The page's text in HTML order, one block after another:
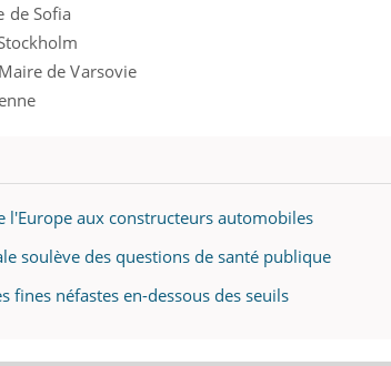
de Sofia
de Varsovie
l'Europe aux constructeurs automobiles
soulève des questions de santé publique
fines néfastes en-dessous des seuils